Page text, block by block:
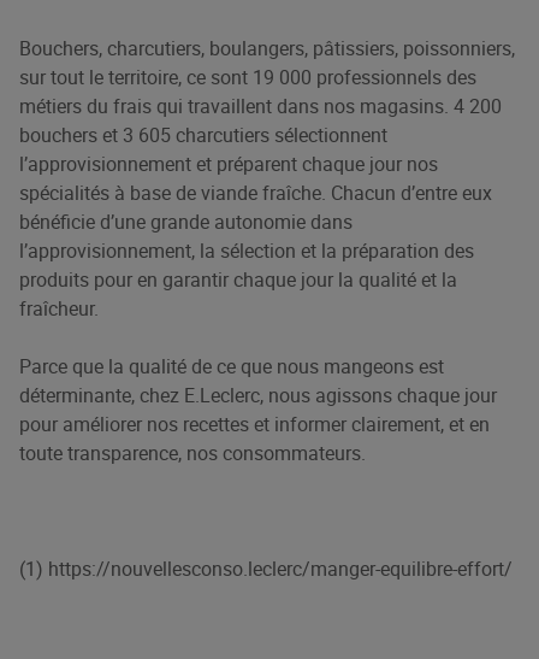
Bouchers, charcutiers, boulangers, pâtissiers, poissonniers,
sur tout le territoire, ce sont 19 000 professionnels des
métiers du frais qui travaillent dans nos magasins. 4 200
bouchers et 3 605 charcutiers sélectionnent
l’approvisionnement et préparent chaque jour nos
spécialités à base de viande fraîche. Chacun d’entre eux
bénéficie d’une grande autonomie dans
l’approvisionnement, la sélection et la préparation des
produits pour en garantir chaque jour la qualité et la
fraîcheur.
Parce que la qualité de ce que nous mangeons est
déterminante, chez E.Leclerc, nous agissons chaque jour
pour améliorer nos recettes et informer clairement, et en
toute transparence, nos consommateurs.
(1) https://nouvellesconso.leclerc/manger-equilibre-effort/